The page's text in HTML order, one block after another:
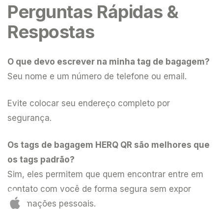
Perguntas Rápidas &
Respostas
O que devo escrever na minha tag de bagagem?
Seu nome e um número de telefone ou email.
Evite colocar seu endereço completo por
segurança.
Os tags de bagagem HERQ QR são melhores que
os tags padrão?
Sim, eles permitem que quem encontrar entre em
contato com você de forma segura sem expor
informações pessoais.